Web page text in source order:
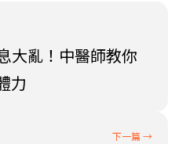
大亂！中醫師教你
力